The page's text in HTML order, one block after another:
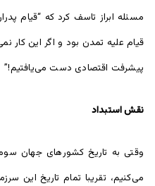
مسئله ابراز تاسف کرد که “قیام
قیام علیه تمدن بود و اگر این کار
پیشرفت اقتصادی دست می‌یافتیم!”
نقش استبداد
وقتی به تاریخ کشور‌های جهان
می‌کنیم، تقریبا تمام تاریخ این